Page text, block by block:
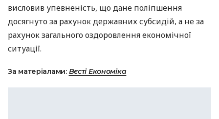
висловив упевненість, що дане поліпшення
досягнуто за рахунок державних субсидій, а не за
рахунок загального оздоровлення економічної
ситуації.
За матеріалами: Вєсті Економіка